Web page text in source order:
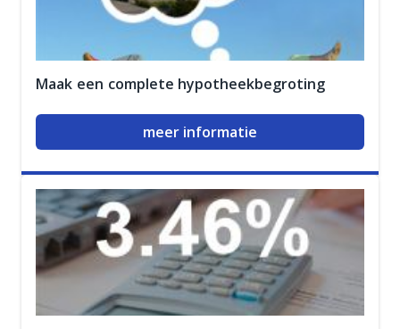
Maak een complete hypotheekbegroting
meer informatie